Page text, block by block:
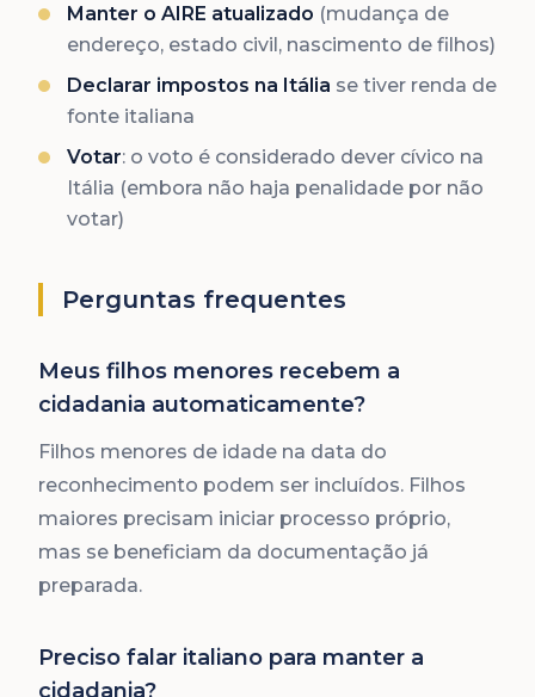
Manter o AIRE atualizado (mudança de
endereço, estado civil, nascimento de filhos)
Declarar impostos na Itália se tiver renda de
fonte italiana
Votar: o voto é considerado dever cívico na
Itália (embora não haja penalidade por não
votar)
Perguntas frequentes
Meus filhos menores recebem a
cidadania automaticamente?
Filhos menores de idade na data do
reconhecimento podem ser incluídos. Filhos
maiores precisam iniciar processo próprio,
mas se beneficiam da documentação já
preparada.
Preciso falar italiano para manter a
cidadania?